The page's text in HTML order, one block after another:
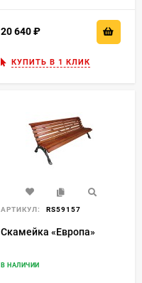
20 640
КУПИТЬ В 1 КЛИК
АРТИКУЛ: RS59157
Скамейка «Европа»
В НАЛИЧИИ